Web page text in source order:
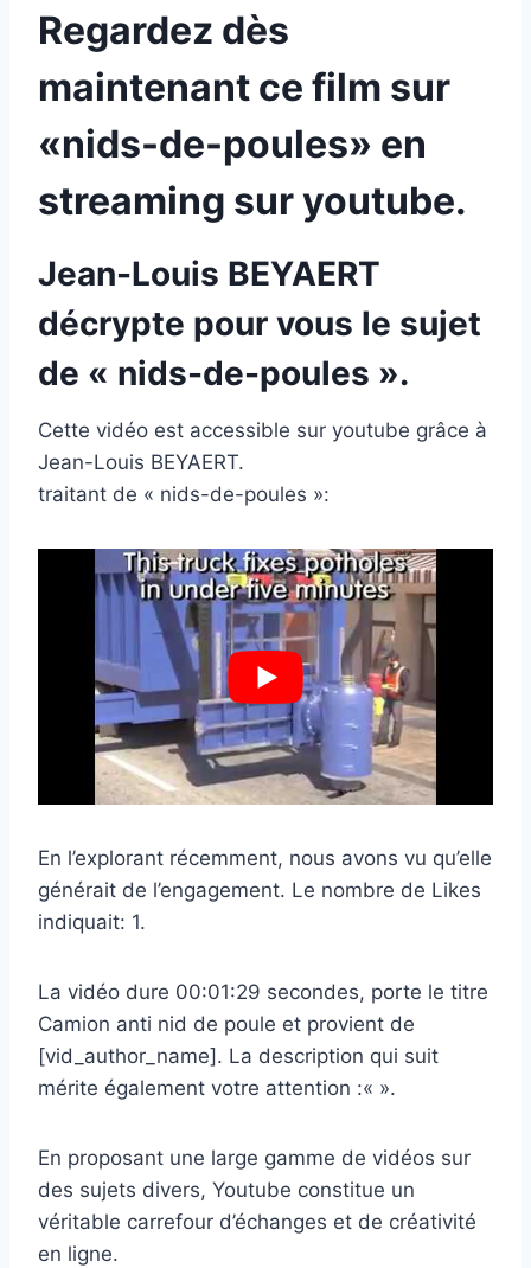
Regardez dès
maintenant ce film sur
«nids-de-poules» en
streaming sur youtube.
Jean-Louis BEYAERT
décrypte pour vous le sujet
de « nids-de-poules ».
Cette vidéo est accessible sur youtube grâce à
Jean-Louis BEYAERT.
traitant de « nids-de-poules »:
En l’explorant récemment, nous avons vu qu’elle
générait de l’engagement. Le nombre de Likes
indiquait: 1.
La vidéo dure 00:01:29 secondes, porte le titre
Camion anti nid de poule et provient de
[vid_author_name]. La description qui suit
mérite également votre attention :« ».
En proposant une large gamme de vidéos sur
des sujets divers, Youtube constitue un
véritable carrefour d’échanges et de créativité
en ligne.